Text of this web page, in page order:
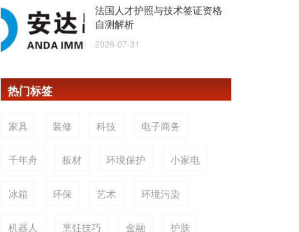
法国人才护照与技术签证资格
自测解析
2026-07-31
热门标签
家具 装修 科技 电子商务
千年舟 板材 环境保护 小家电
冰箱 环保 艺术 环境污染
机器人 烹饪技巧 金融 护肤